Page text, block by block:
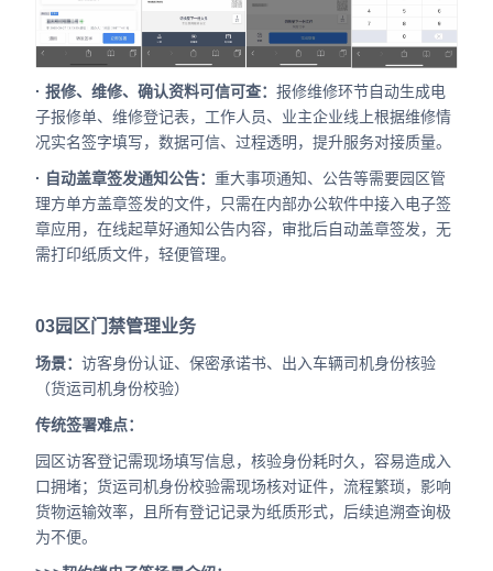
· 报修、维修、确认资料可信可查： 报修维修环节自动生成电
子报修单、维修登记表，工作人员、业主企业线上根据维修情
况实名签字填写，数据可信、过程透明，提升服务对接质量。
· 自动盖章签发通知公告： 重大事项通知、公告等需要园区管
理方单方盖章签发的文件，只需在内部办公软件中接入电子签
章应用，在线起草好通知公告内容，审批后自动盖章签发，无
需打印纸质文件，轻便管理。
03园区门禁管理业务
场景： 访客身份认证、保密承诺书、出入车辆司机身份核验
（货运司机身份校验）
传统签署难点：
园区访客登记需现场填写信息，核验身份耗时久，容易造成入
口拥堵；货运司机身份校验需现场核对证件，流程繁琐，影响
货物运输效率，且所有登记记录为纸质形式，后续追溯查询极
为不便。